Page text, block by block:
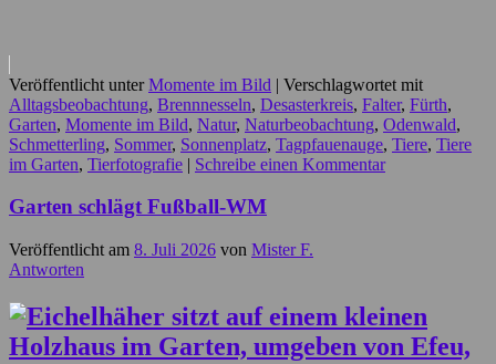
Veröffentlicht unter Momente im Bild | Verschlagwortet mit
Alltagsbeobachtung, Brennnesseln, Desasterkreis, Falter, Fürth,
Garten, Momente im Bild, Natur, Naturbeobachtung, Odenwald,
Schmetterling, Sommer, Sonnenplatz, Tagpfauenauge, Tiere, Tiere
im Garten, Tierfotografie | Schreibe einen Kommentar
Garten schlägt Fußball-WM
Veröffentlicht am 8. Juli 2026 von Mister F.
Antworten